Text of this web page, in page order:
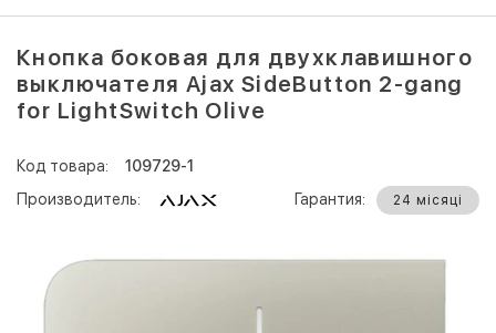
Кнопка боковая для двухклавишного
выключателя Ajax SideButton 2-gang
for LightSwitch Olive
Код товара:
109729-1
Производитель:
Гарантия: 24 місяці